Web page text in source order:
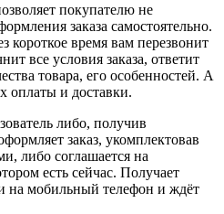
покупателю не
заказа самостоятельно.
короткое время вам перезвонит
все условия заказа, ответит
товара, его особенностей. А
оплаты и доставки.
либо, получив
заказ, укомплектовав
либо соглашается на
есть сейчас. Получает
на мобильный телефон и ждёт